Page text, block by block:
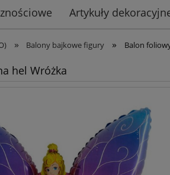
Artykuły
» Balony bajkowe figury » Balon
hel Wróżka
Cena nie zawiera
płatności